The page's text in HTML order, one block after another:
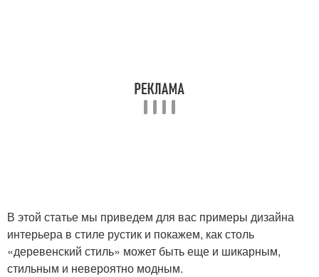
В этой статье мы приведем для вас примеры дизайна
интерьера в стиле рустик и покажем, как столь
«деревенский стиль» может быть еще и шикарным,
стильным и невероятно модным.